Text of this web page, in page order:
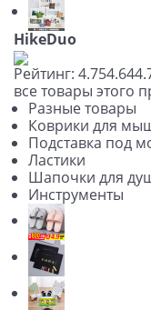
HikeDuo
Рейтинг: 4.754.64
все товары этого
Разные товары
Коврики для
Подставка под
Ластики
Шапочки для
Инструменты